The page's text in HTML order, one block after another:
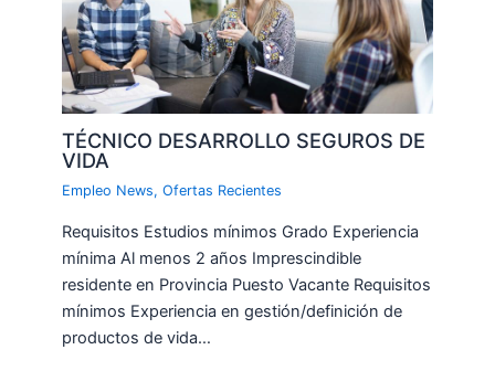
TÉCNICO DESARROLLO SEGUROS DE
VIDA
Empleo News,Ofertas Recientes
Requisitos Estudios mínimos Grado Experiencia
mínima Al menos 2 años Imprescindible
residente en Provincia Puesto Vacante Requisitos
mínimos Experiencia en gestión/definición de
productos de vida…